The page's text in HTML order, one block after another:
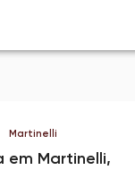
Martinelli
em Martinelli,